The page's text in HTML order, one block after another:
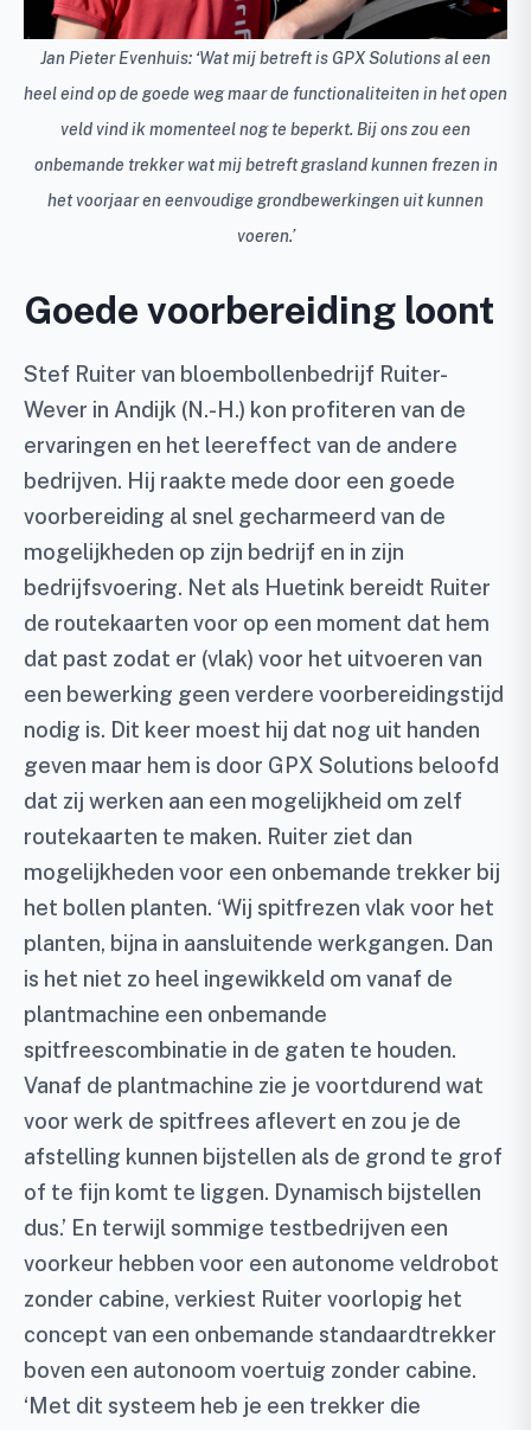
Jan Pieter Evenhuis: ‘Wat mij betreft is GPX Solutions al een
heel eind op de goede weg maar de functionaliteiten in het open
veld vind ik momenteel nog te beperkt. Bij ons zou een
onbemande trekker wat mij betreft grasland kunnen frezen in
het voorjaar en eenvoudige grondbewerkingen uit kunnen
voeren.’
Goede voorbereiding loont
Stef Ruiter van bloembollenbedrijf Ruiter-
Wever in Andijk (N.-H.) kon profiteren van de
ervaringen en het leereffect van de andere
bedrijven. Hij raakte mede door een goede
voorbereiding al snel gecharmeerd van de
mogelijkheden op zijn bedrijf en in zijn
bedrijfsvoering. Net als Huetink bereidt Ruiter
de routekaarten voor op een moment dat hem
dat past zodat er (vlak) voor het uitvoeren van
een bewerking geen verdere voorbereidingstijd
nodig is. Dit keer moest hij dat nog uit handen
geven maar hem is door GPX Solutions beloofd
dat zij werken aan een mogelijkheid om zelf
routekaarten te maken. Ruiter ziet dan
mogelijkheden voor een onbemande trekker bij
het bollen planten. ‘Wij spitfrezen vlak voor het
planten, bijna in aansluitende werkgangen. Dan
is het niet zo heel ingewikkeld om vanaf de
plantmachine een onbemande
spitfreescombinatie in de gaten te houden.
Vanaf de plantmachine zie je voortdurend wat
voor werk de spitfrees aflevert en zou je de
afstelling kunnen bijstellen als de grond te grof
of te fijn komt te liggen. Dynamisch bijstellen
dus.’ En terwijl sommige testbedrijven een
voorkeur hebben voor een autonome veldrobot
zonder cabine, verkiest Ruiter voorlopig het
concept van een onbemande standaardtrekker
boven een autonoom voertuig zonder cabine.
‘Met dit systeem heb je een trekker die